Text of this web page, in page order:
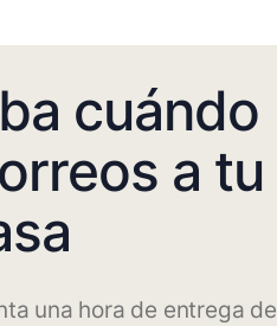
cuándo
a tu
una hora de entrega de